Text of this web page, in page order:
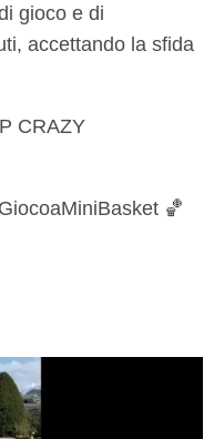
gioco e di
accettando la sfida
CRAZY
🏀